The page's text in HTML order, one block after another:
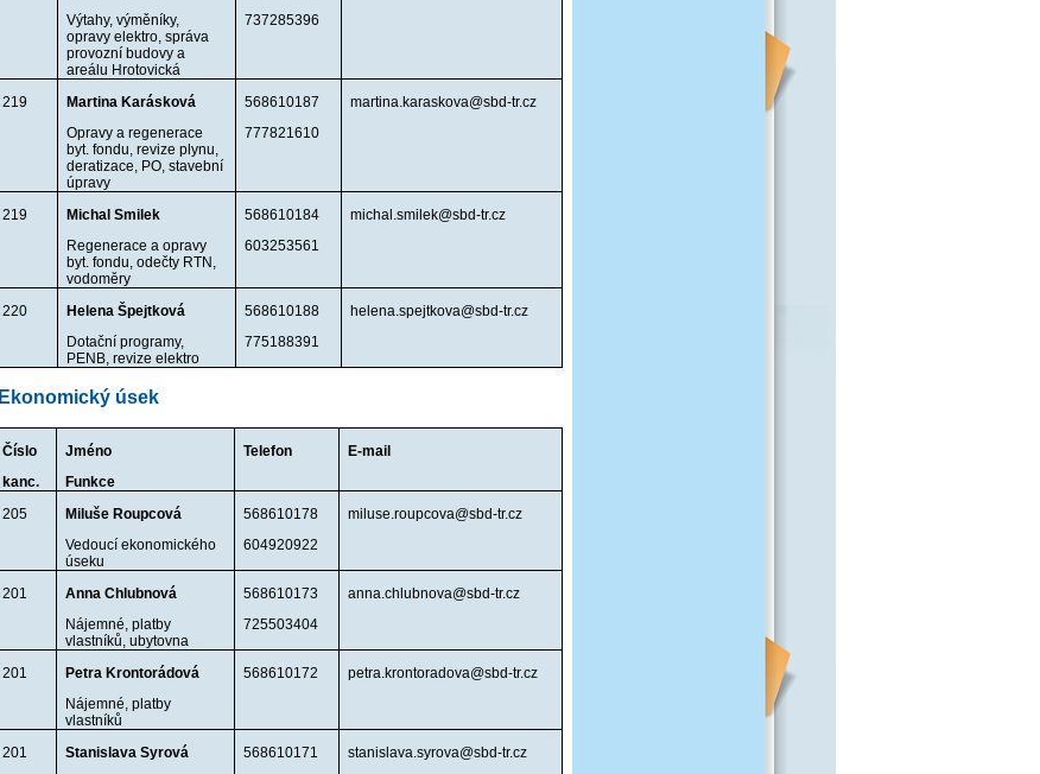
Výtahy, výměníky,
opravy elektro, správa
provozní budovy a
areálu Hrotovická
737285396
219
Martina Karásková
Opravy a regenerace
byt. fondu, revize plynu,
deratizace, PO, stavební
úpravy
568610187
777821610
martina.karaskova@sbd-tr.cz
219
Michal Smilek
Regenerace a opravy
byt. fondu, odečty RTN,
vodoměry
568610184
603253561
michal.smilek@sbd-tr.cz
220
Helena Špejtková
Dotační programy,
PENB, revize elektro
568610188
775188391
helena.spejtkova@sbd-tr.cz
Ekonomický úsek
Číslo
kanc.
Jméno
Funkce
Telefon E-mail
205
Miluše Roupcová
Vedoucí ekonomického
úseku
568610178
604920922
miluse.roupcova@sbd-tr.cz
201
Anna Chlubnová
Nájemné, platby
vlastníků, ubytovna
568610173
725503404
anna.chlubnova@sbd-tr.cz
201
Petra Krontorádová
Nájemné, platby
vlastníků
568610172 petra.krontoradova@sbd-tr.cz
201
Stanislava Syrová
568610171 stanislava.syrova@sbd-tr.cz